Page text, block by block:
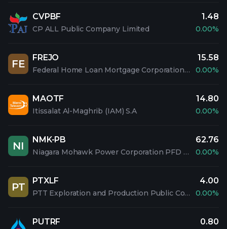
CVPBF
CP ALL Public Company Limited
1.48
0.00%
FE
FREJO
Federal Home Loan Mortgage Corporation PFD 5.1% SAL
15.58
0.00%
MAOTF
Itissalat Al-Maghrib (IAM) S.A
14.80
0.00%
NI
NMK-PB
Niagara Mohawk Power Corporation PFD 3.60%
62.76
0.00%
PT
PTXLF
PTT Exploration and Production Public Company Limited
4.00
0.00%
PUTRF 0.80